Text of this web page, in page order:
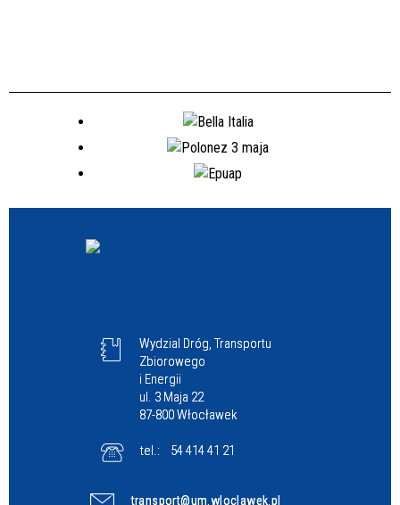
Wydzial Dróg, Transportu
Zbiorowego
i Energii
ul. 3 Maja 22
87-800 Włocławek
tel.: 54 414 41 21
transport@um.wloclawek.pl